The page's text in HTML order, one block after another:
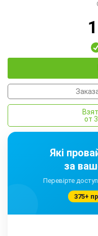
Які
за
Перевірте
375+